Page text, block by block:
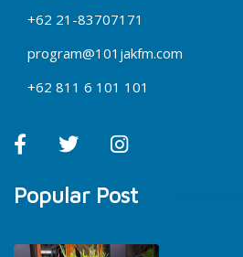
+62 21-83707171
program@101jakfm.com
+62 811 6 101 101
Popular Post